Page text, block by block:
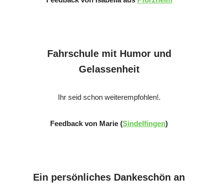
Fahrschule mit Humor und
Gelassenheit
Ihr seid schon weiterempfohlen!.
Feedback von Marie (Sindelfingen)
Ein persönliches Dankeschön an